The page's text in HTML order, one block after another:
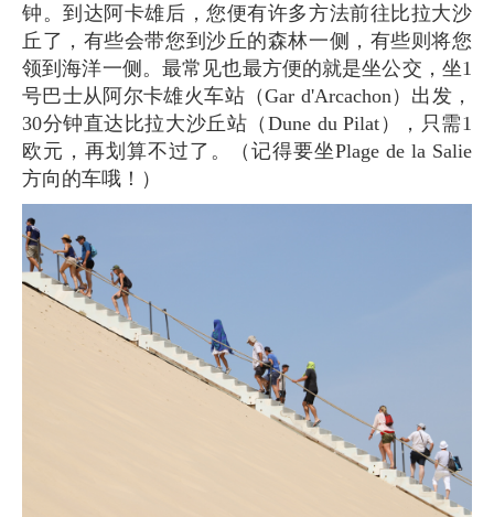
钟。到达阿卡雄后，您便有许多方法前往比拉大沙
丘了，有些会带您到沙丘的森林一侧，有些则将您
领到海洋一侧。最常见也最方便的就是坐公交，坐1
号巴士从阿尔卡雄火车站（Gar d'Arcachon）出发，
30分钟直达比拉大沙丘站（Dune du Pilat），只需1
欧元，再划算不过了。（记得要坐Plage de la Salie
方向的车哦！）